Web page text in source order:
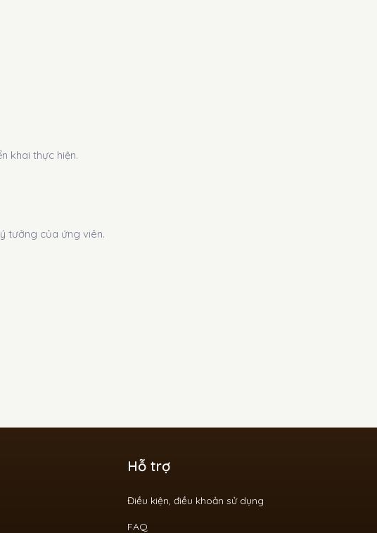
khai thực hiện.
tưởng của ứng viên.
Hỗ trợ
Điều kiện, điều khoản sử dụng
FAQ